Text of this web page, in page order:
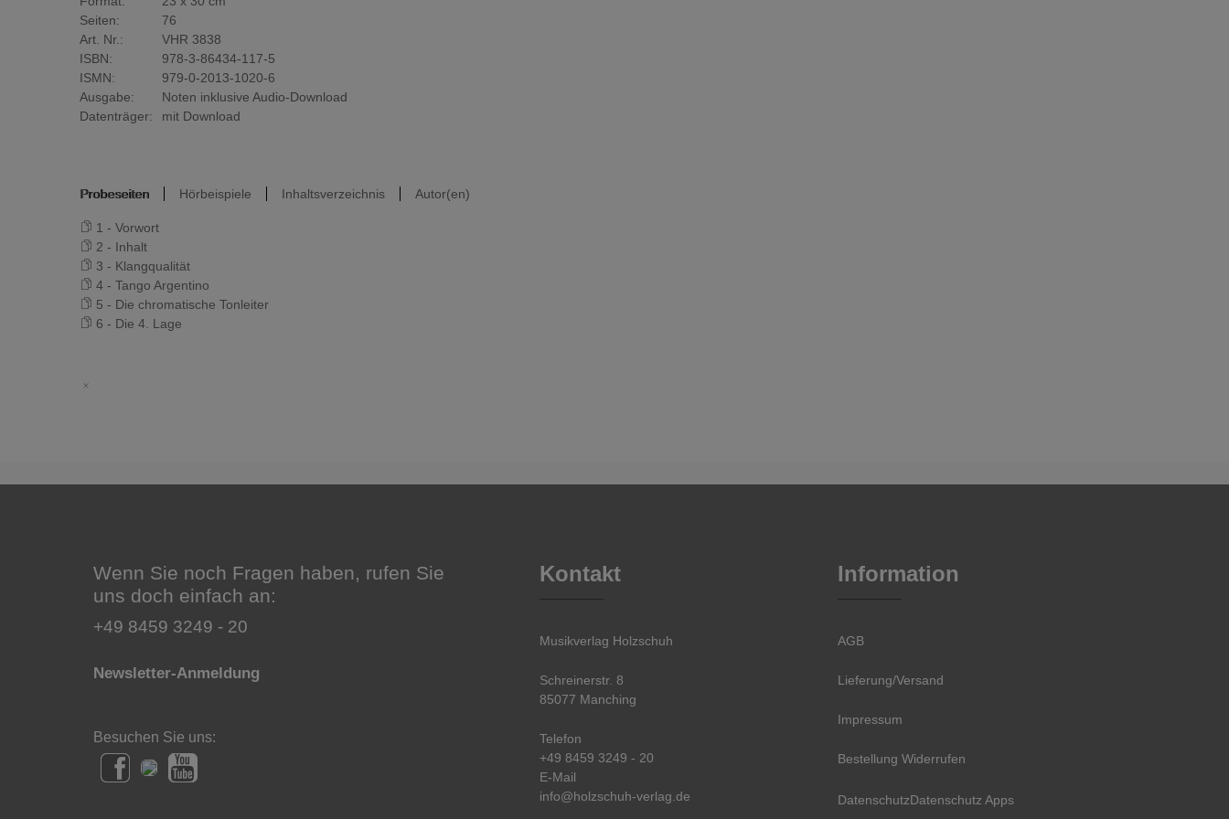
Seiten:
76
Art. Nr.:
VHR 3838
ISBN:
978-3-86434-117-5
ISMN:
979-0-2013-1020-6
Ausgabe:
Noten inklusive Audio-Download
Datenträger:
mit Download
Probeseiten Hörbeispiele Inhaltsverzeichnis Autor(en)
1 - Vorwort
2 - Inhalt
3 - Klangqualität
4 - Tango Argentino
5 - Die chromatische Tonleiter
6 - Die 4. Lage
Wenn Sie noch Fragen haben, rufen Sie
uns doch einfach an:
+49 8459 3249 - 20
Newsletter-Anmeldung
Besuchen Sie uns:
Kontakt
Musikverlag Holzschuh
Schreinerstr. 8
85077 Manching
Telefon
+49 8459 3249 - 20
E-Mail
info@holzschuh-verlag.de
Information
AGB
Lieferung/Versand
Impressum
Bestellung Widerrufen
DatenschutzDatenschutz Apps